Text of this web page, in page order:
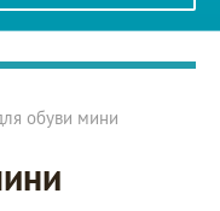
обуви мини